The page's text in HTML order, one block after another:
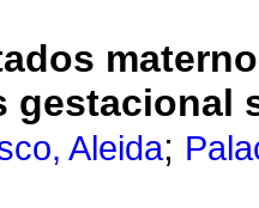
gestacional
Aleida;